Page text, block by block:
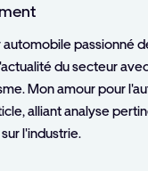
passionné
du secteur
Mon amour pour
alliant analyse
l'industrie.